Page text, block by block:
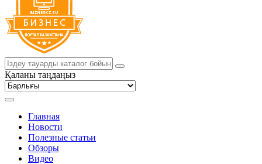
Қаланы таңдаңыз
Главная
Новости
Полезные статьи
Обзоры
Видео